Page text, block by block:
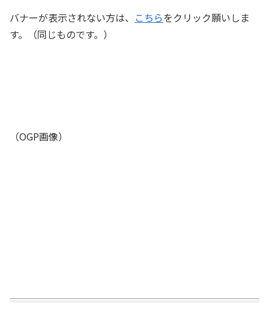
バナーが表示されない方は、 こちらをクリック願いしま
す。（同じものです。）
（OGP画像）